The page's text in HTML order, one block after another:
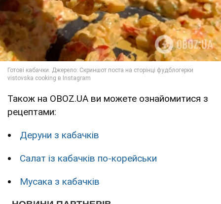
Також на OBOZ.UA ви можете ознайомитися з
рецептами:
Деруни з кабачків
Салат із кабачків по-корейськи
Мусака з кабачків